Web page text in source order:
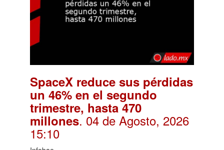
SpaceX reduce sus pérdidas
un 46% en el segundo
trimestre, hasta 470
millones. 04 de Agosto, 2026
15:10